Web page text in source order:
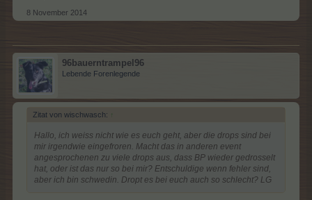
8 November 2014
96bauerntrampel96
Lebende Forenlegende
Zitat von wischwasch: ↑
Hallo, ich weiss nicht wie es euch geht, aber die drops sind bei
mir irgendwie eingefroren. Macht das in anderen event
angesprochenen zu viele drops aus, dass BP wieder gedrosselt
hat, oder ist das nur so bei mir? Entschuldige wenn fehler sind,
aber ich bin schwedin. Dropt es bei euch auch so schlecht? LG